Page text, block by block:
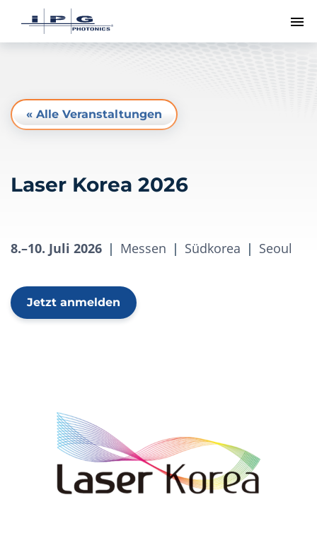
« Alle Veranstaltungen
Laser Korea 2026
8.–10. Juli 2026 | Messen | Südkorea | Seoul
Jetzt anmelden